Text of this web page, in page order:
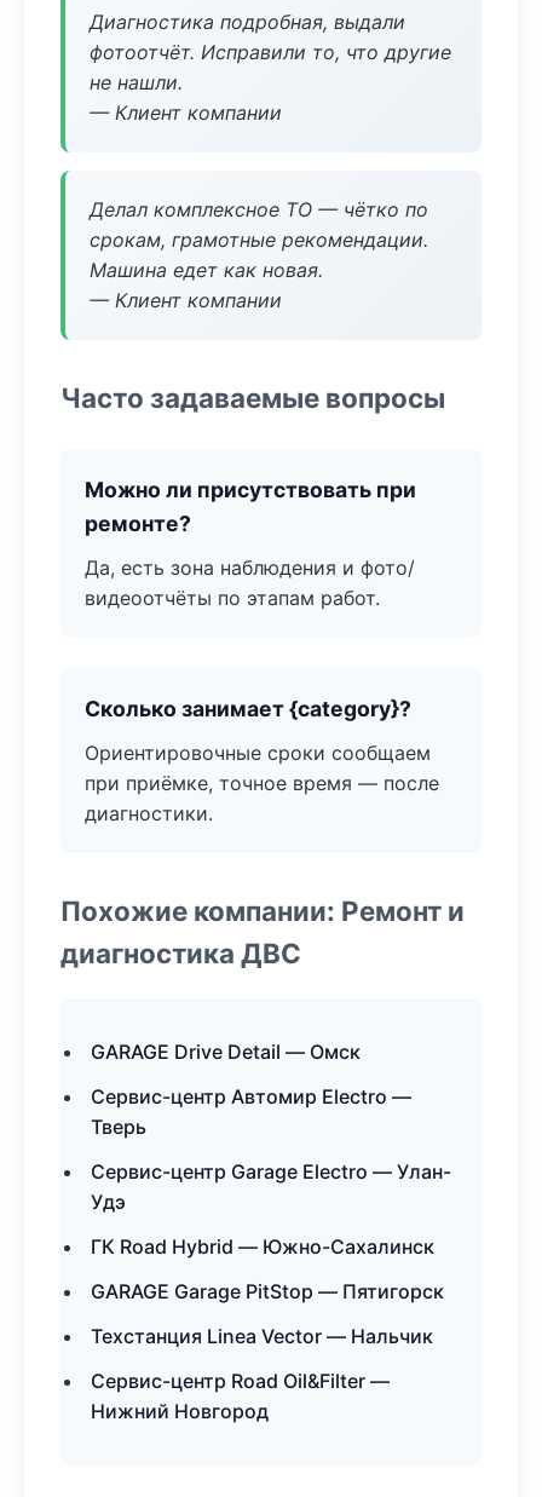
Диагностика подробная, выдали
фотоотчёт. Исправили то, что другие
не нашли.
— Клиент компании
Делал комплексное ТО — чётко по
срокам, грамотные рекомендации.
Машина едет как новая.
— Клиент компании
Часто задаваемые вопросы
Можно ли присутствовать при
ремонте?
Да, есть зона наблюдения и фото/
видеоотчёты по этапам работ.
Сколько занимает {category}?
Ориентировочные сроки сообщаем
при приёмке, точное время — после
диагностики.
Похожие компании: Ремонт и
диагностика ДВС
GARAGE Drive Detail — Омск
Сервис-центр Автомир Electro —
Тверь
Сервис-центр Garage Electro — Улан-
Удэ
ГК Road Hybrid — Южно-Сахалинск
GARAGE Garage PitStop — Пятигорск
Техстанция Linea Vector — Нальчик
Сервис-центр Road Oil&Filter —
Нижний Новгород